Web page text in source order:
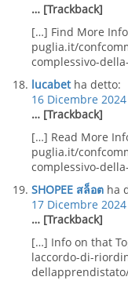
… [Trackback]
[…] Find More
puglia.it/
complessivo-
lucabet ha detto:
16 Dicembre
… [Trackback]
[…] Read More
puglia.it/
complessivo-
SHOPEE สล็อต ha
17 Dicembre
… [Trackback]
[…] Info on that
laccordo-di-